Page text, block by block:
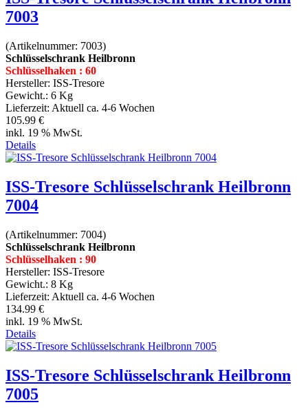
7003
(Artikelnummer: 7003)
Schlüsselschrank Heilbronn
Schlüsselhaken : 60
Hersteller: ISS-Tresore
Gewicht.: 6 Kg
Lieferzeit: Aktuell ca. 4-6 Wochen
105.99 €
inkl. 19 % MwSt.
Details
ISS-Tresore Schlüsselschrank Heilbronn
7004
(Artikelnummer: 7004)
Schlüsselschrank Heilbronn
Schlüsselhaken : 90
Hersteller: ISS-Tresore
Gewicht.: 8 Kg
Lieferzeit: Aktuell ca. 4-6 Wochen
134.99 €
inkl. 19 % MwSt.
Details
ISS-Tresore Schlüsselschrank Heilbronn
7005